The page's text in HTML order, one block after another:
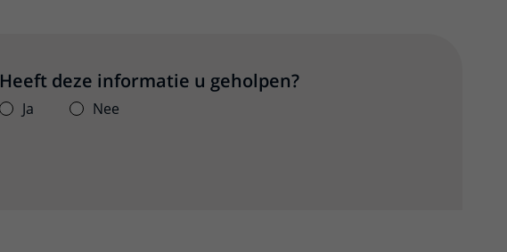
Heeft deze informatie u geholpen?
Ja Nee